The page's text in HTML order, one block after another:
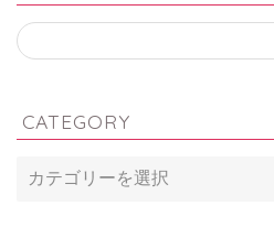
CATEGORY